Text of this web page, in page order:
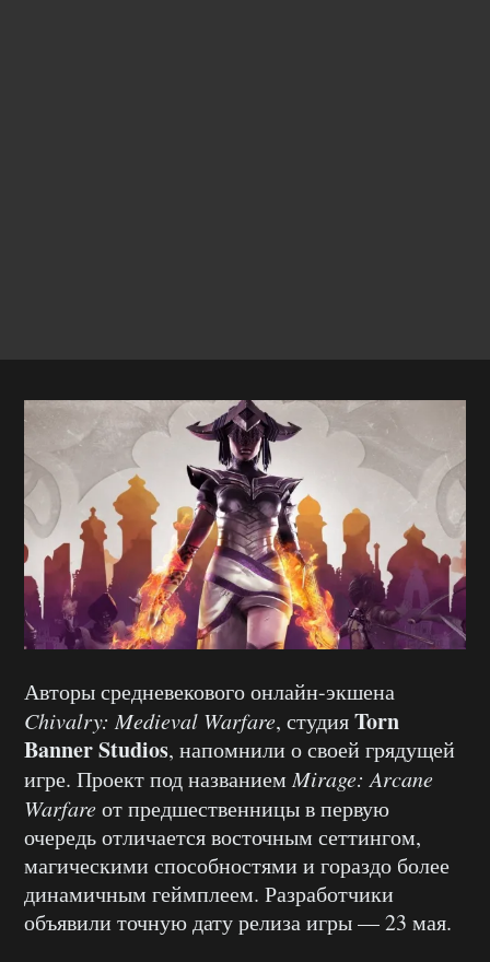
Авторы средневекового онлайн-экшена
Chivalry: Medieval Warfare, студияTorn
Banner Studios, напомнили о своей грядущей
игре. Проект под названиемMirage: Arcane
Warfareот предшественницы в первую
очередь отличается восточным сеттингом,
магическими способностями и гораздо более
динамичным геймплеем. Разработчики
объявили точную дату релиза игры — 23 мая.